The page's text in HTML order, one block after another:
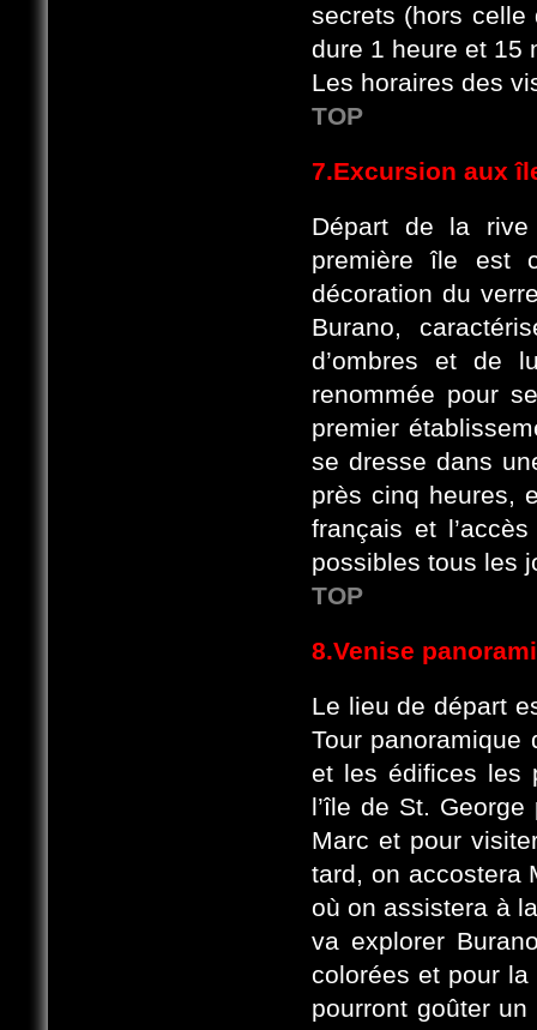
secrets (hors celle
dure 1 heure et 15
Les horaires des
TOP
7.Excursion aux
Départ de la
première île est
décoration du
Burano,
d’ombres et de
renommée pour
premier
se dresse dans
près cinq heures,
français et
possibles tous les
TOP
8.Venise
Le lieu de départ
Tour panoramique
et les édifices les
l’île de St.
Marc et pour
tard, on accostera
où on assistera à
va explorer
colorées et pour
pourront goûter un